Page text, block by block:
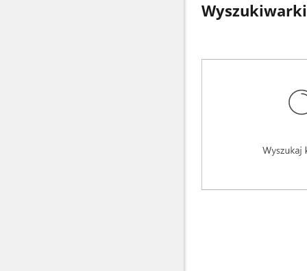
Wyszukiwarki